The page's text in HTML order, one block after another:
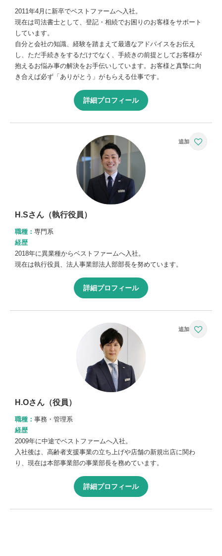
2011年4月に新卒でベストファームへ入社。
現在は司法書士として、登記・相続でお困りのお客様をサポート
しています。
自分と会社の知識、経験を踏まえて最適なアドバイスをお伝え
し、ただ手続きをするだけでなく、手続きの前提としてお客様が
抱えるお悩み事の解決をお手伝いしています。お客様と真摯に向
き合えば必ず「ありがとう」がもらえる仕事です。
詳細プロフィール
H.Sさん（執行役員）
職種： 専門系
経歴
2018年に異業種からベストファームへ入社。
現在は執行役員、法人事業部法人部部長を努めています。
詳細プロフィール
H.Oさん（役員）
職種： 事務・管理系
経歴
2009年に中途でベストファームへ入社。
入社後は、高齢者支援事業の立ち上げや店舗の新規出店に関わ
り、現在は本部事業部の事業部長を務めています。
詳細プロフィール